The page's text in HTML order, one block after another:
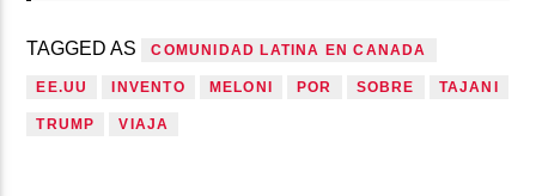
TAGGED AS COMUNIDAD LATINA EN CANADA
EE.UU INVENTO MELONI POR SOBRE TAJANI
TRUMP VIAJA